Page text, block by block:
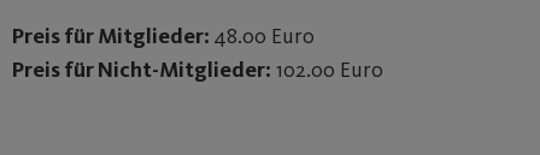
Preis für Mitglieder: 48.00 Euro
Preis für Nicht-Mitglieder: 102.00 Euro